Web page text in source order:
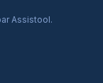
Assistool.